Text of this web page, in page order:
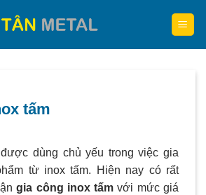
tấm
dùng chủ yếu trong việc gia
từ inox tấm. Hiện nay có rất
gia công inox tấm với mức giá